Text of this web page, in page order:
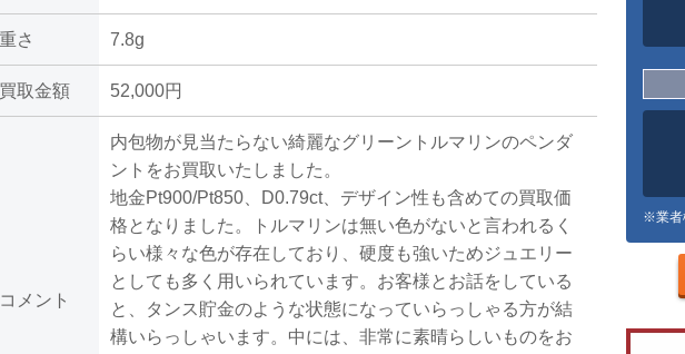
重さ 7.8g
買取金額 52,000円
コメント
内包物が見当たらない綺麗なグリーントルマリンのペンダ
ントをお買取いたしました。
地金Pt900/Pt850、D0.79ct、デザイン性も含めての買取価
格となりました。トルマリンは無い色がないと言われるく
らい様々な色が存在しており、硬度も強いためジュエリー
としても多く用いられています。お客様とお話をしている
と、タンス貯金のような状態になっていらっしゃる方が結
構いらっしゃいます。中には、非常に素晴らしいものをお
※業者